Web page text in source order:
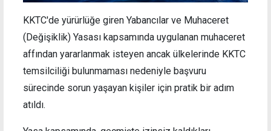
KKTC'de yürürlüğe giren Yabancılar ve Muhaceret
(Değişiklik) Yasası kapsamında uygulanan muhaceret
affından yararlanmak isteyen ancak ülkelerinde KKTC
temsilciliği bulunmaması nedeniyle başvuru
sürecinde sorun yaşayan kişiler için pratik bir adım
atıldı.